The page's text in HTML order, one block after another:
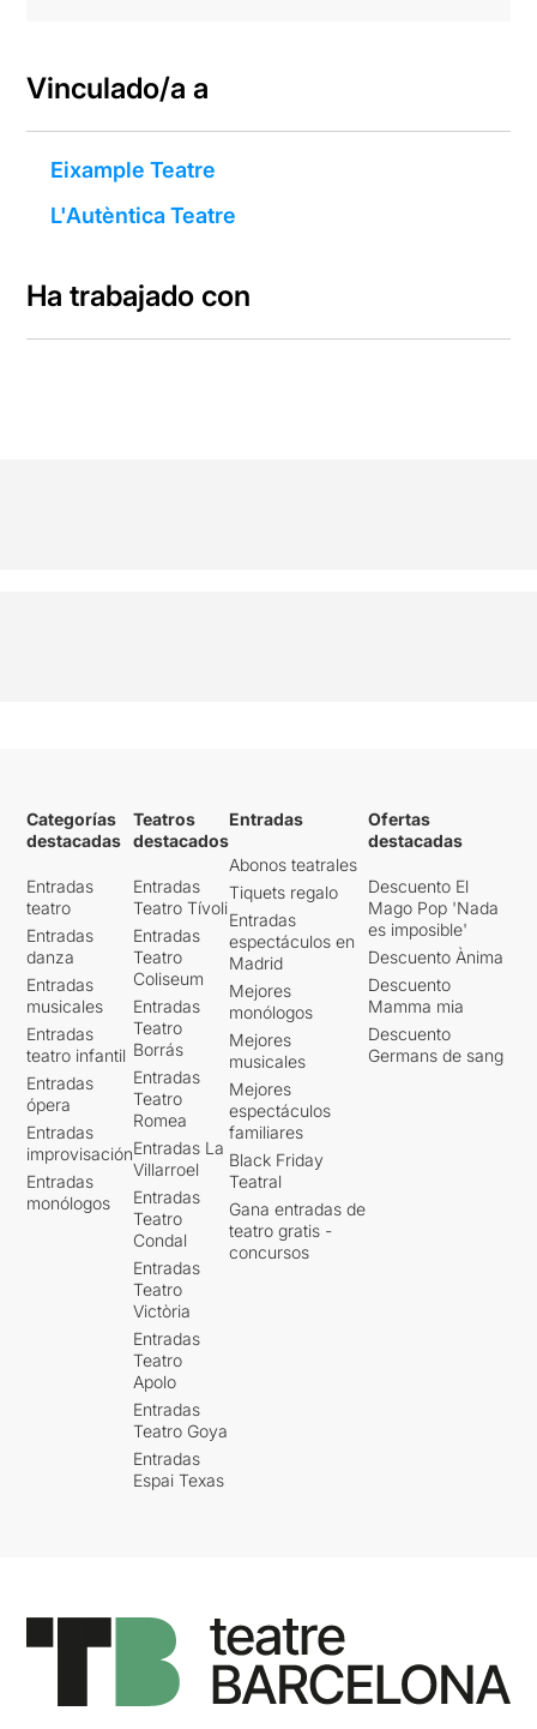
Vinculado/a a
Eixample Teatre
L'Autèntica Teatre
Ha trabajado con
Categorías
destacadas
Entradas
teatro
Entradas
danza
Entradas
musicales
Entradas
teatro infantil
Entradas
ópera
Entradas
improvisación
Entradas
monólogos
Teatros
destacados
Entradas
Teatro Tívoli
Entradas
Teatro
Coliseum
Entradas
Teatro
Borrás
Entradas
Teatro
Romea
Entradas La
Villarroel
Entradas
Teatro
Condal
Entradas
Teatro
Victòria
Entradas
Teatro
Apolo
Entradas
Teatro Goya
Entradas
Espai Texas
Entradas
Abonos teatrales
Tiquets regalo
Entradas
espectáculos en
Madrid
Mejores
monólogos
Mejores
musicales
Mejores
espectáculos
familiares
Black Friday
Teatral
Gana entradas de
teatro gratis -
concursos
Ofertas
destacadas
Descuento El
Mago Pop 'Nada
es imposible'
Descuento Ànima
Descuento
Mamma mia
Descuento
Germans de sang